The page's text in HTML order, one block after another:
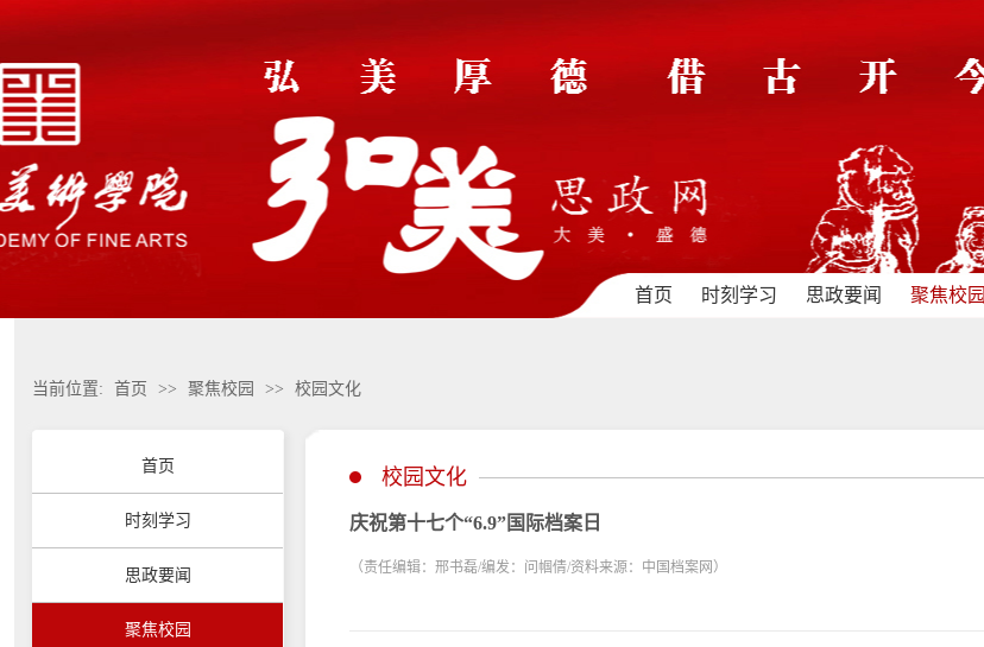
首页 时刻学习 思政要闻 聚焦校园
当前位置: 首页 >> 聚焦校园 >> 校园文化
首页
时刻学习
思政要闻
聚焦校园
校园文化
庆祝第十七个“6.9”国际档案日
（责任编辑：邢书磊/编发：问帼倩/资料来源：中国档案网）